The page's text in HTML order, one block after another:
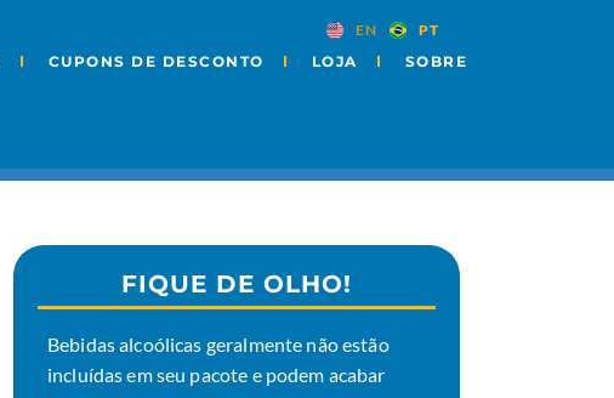
EN
PT
CUPONS DE DESCONTO LOJA SOBRE
FIQUE DE OLHO!
Bebidas alcoólicas geralmente não estão
incluídas em seu pacote e podem acabar